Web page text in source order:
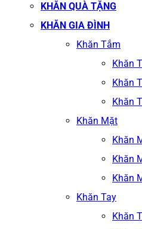
KHĂN QUÀ TẶNG
KHĂN GIA ĐÌNH
Khăn Tắm
Khăn
Khăn
Khăn
Khăn Mặt
Khăn
Khăn
Khăn
Khăn Tay
Khăn